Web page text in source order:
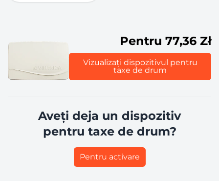
Pentru 77,36 Zł
Vizualizați dispozitivul pentru
taxe de drum
Aveți deja un dispozitiv
pentru taxe de drum?
Pentru activare